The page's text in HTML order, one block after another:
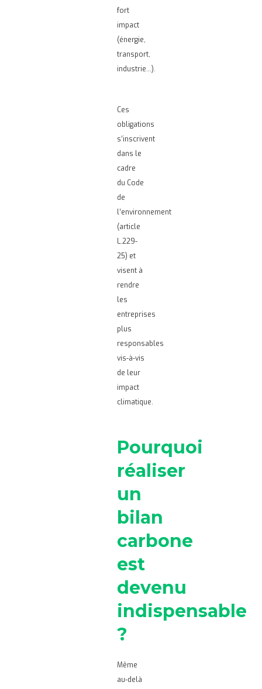
fort
impact
(énergie,
transport,
industrie…).
Ces
obligations
s’inscrivent
dans le
cadre
du Code
de
l’environnement
(article
L.229-
25) et
visent à
rendre
les
entreprises
plus
responsables
vis-à-vis
de leur
impact
climatique.
Pourquoi
réaliser
un
bilan
carbone
est
devenu
indispensable
?
Même
au-delà